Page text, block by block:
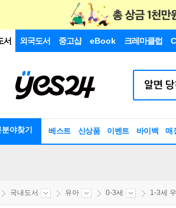
서 외국도서 중고샵 eBook 크레마클럽
야찾기 베스트 신상품 이벤트 바이백 매
국내도서 유아 0-3세 1-3세